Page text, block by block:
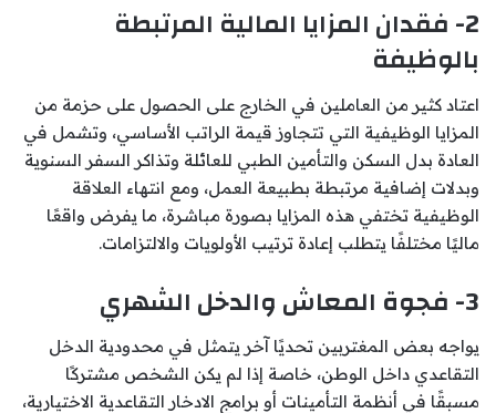
2- فقدان المزايا المالية المرتبطة
بالوظيفة
اعتاد كثير من العاملين في الخارج على الحصول على حزمة من
المزايا الوظيفية التي تتجاوز قيمة الراتب الأساسي، وتشمل في
العادة بدل السكن والتأمين الطبي للعائلة وتذاكر السفر السنوية
وبدلات إضافية مرتبطة بطبيعة العمل، ومع انتهاء العلاقة
الوظيفية تختفي هذه المزايا بصورة مباشرة، ما يفرض واقعًا
ماليًا مختلفًا يتطلب إعادة ترتيب الأولويات والالتزامات.
3- فجوة المعاش والدخل الشهري
يواجه بعض المغتربين تحديًا آخر يتمثل في محدودية الدخل
التقاعدي داخل الوطن، خاصة إذا لم يكن الشخص مشتركًا
مسبقًا في أنظمة التأمينات أو برامج الادخار التقاعدية الاختيارية،